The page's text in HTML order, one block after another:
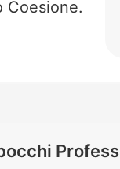
Coesione.